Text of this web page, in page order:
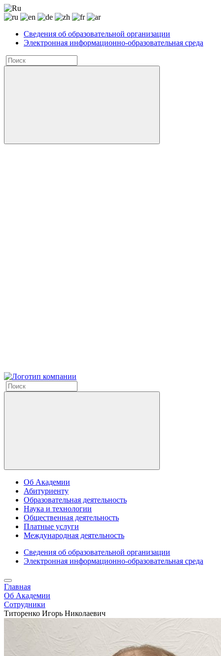
Сведения об образовательной организации
Электронная информационно-образовательная среда
Об Академии
Абитуриенту
Образовательная деятельность
Наука и технологии
Общественная деятельность
Платные услуги
Международная деятельность
Сведения об образовательной организации
Электронная информационно-образовательная среда
Главная
Об Академии
Сотрудники
Титоренко Игорь Николаевич